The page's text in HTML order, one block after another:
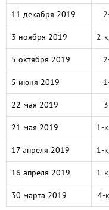
11 декабря 2019
3 ноября 2019 2-
5 октября 2019
5 июня 2019
22 мая 2019
21 мая 2019 1-
17 апреля 2019 1-
16 апреля 2019 1-
30 марта 2019 4-